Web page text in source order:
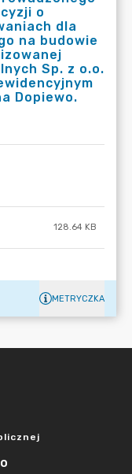
o
dla
na budowie
Sp. z o.o.
Dopiewo.
128.64 KB
METRYCZKA